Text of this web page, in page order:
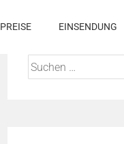
PREISE EINSENDUNG
Suchen
nach: